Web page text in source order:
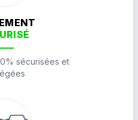
sécurisées et